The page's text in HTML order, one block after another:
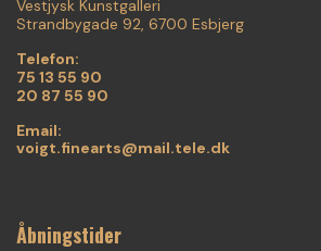
Vestjysk Kunstgalleri
Strandbygade 92, 6700 Esbjerg
Telefon:
75 13 55 90
20 87 55 90
Email:
voigt.finearts@mail.tele.dk
Åbningstider